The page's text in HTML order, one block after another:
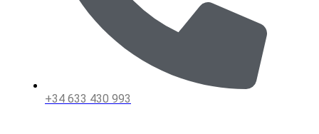
+34 633 430 993